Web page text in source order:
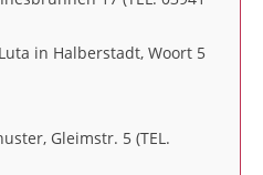
in Halberstadt, Woort 5
Gleimstr. 5 (TEL.